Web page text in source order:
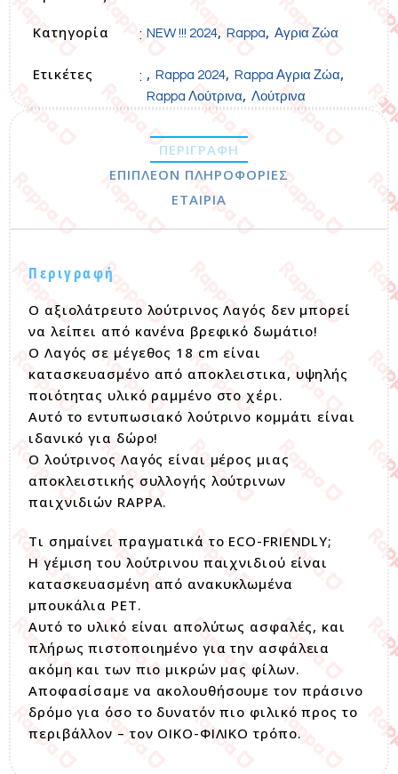
Κατηγορία : NEW !!! 2024, Rappa, Αγρια Ζώα
Ετικέτες : , Rappa 2024, Rappa Αγρια Ζώα,
Rappa Λούτρινα, Λούτρινα
ΠΕΡΙΓΡΑΦΉ
ΕΠΙΠΛΈΟΝ ΠΛΗΡΟΦΟΡΊΕΣ
ΕΤΑΙΡΊΑ
Περιγραφή
O αξιολάτρευτο λούτρινος Λαγός δεν μπορεί
να λείπει από κανένα βρεφικό δωμάτιο!
Ο Λαγός σε μέγεθος 18 cm είναι
κατασκευασμένο από αποκλειστικα, υψηλής
ποιότητας υλικό ραμμένο στο χέρι.
Αυτό το εντυπωσιακό λούτρινο κομμάτι είναι
ιδανικό για δώρο!
Ο λούτρινος Λαγός είναι μέρος μιας
αποκλειστικής συλλογής λούτρινων
παιχνιδιών RAPPA.
Τι σημαίνει πραγματικά το ECO-FRIENDLY;
Η γέμιση του λούτρινου παιχνιδιού είναι
κατασκευασμένη από ανακυκλωμένα
μπουκάλια PET.
Αυτό το υλικό είναι απολύτως ασφαλές, και
πλήρως πιστοποιημένο για την ασφάλεια
ακόμη και των πιο μικρών μας φίλων.
Αποφασίσαμε να ακολουθήσουμε τον πράσινο
δρόμο για όσο το δυνατόν πιο φιλικό προς το
περιβάλλον – τον ΟΙΚΟ-ΦΙΛΙΚΟ τρόπο.